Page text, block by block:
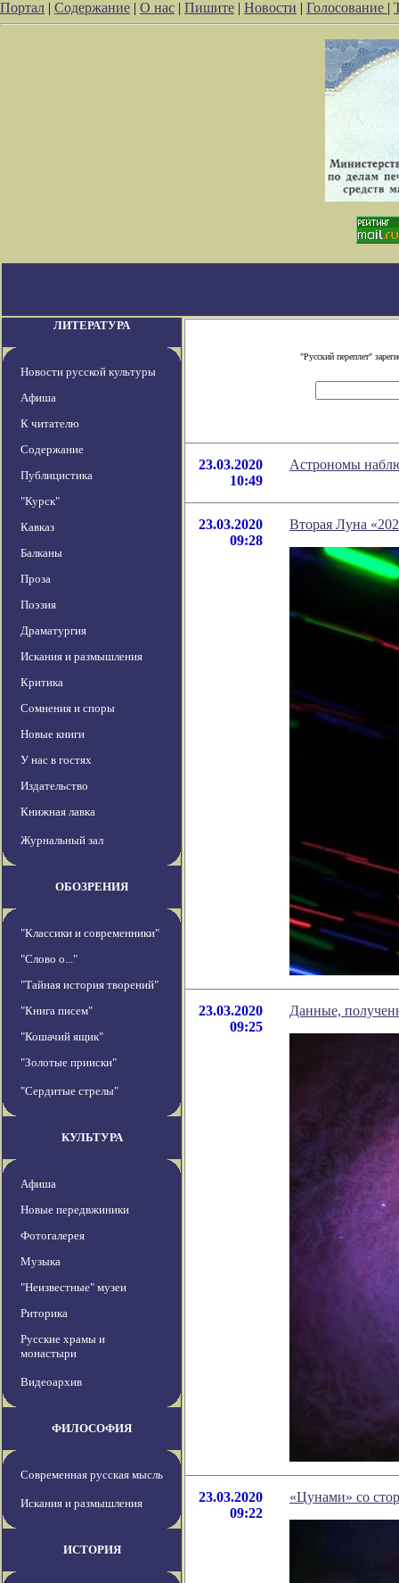
Портал | Содержание | О нас | Пишите | Новости | Голосование |
ЛИТЕРАТУРА
Новости русской культуры
Афиша
К читателю
Содержание
Публицистика
"Курск"
Кавказ
Балканы
Проза
Поэзия
Драматургия
Искания и размышления
Критика
Сомнения и споры
Новые книги
У нас в гостях
Издательство
Книжная лавка
Журнальный зал
ОБОЗРЕНИЯ
"Классики и современники"
"Слово о..."
"Тайная история творений"
"Книга писем"
"Кошачий ящик"
"Золотые прииски"
"Сердитые стрелы"
КУЛЬТУРА
Афиша
Новые передвжиники
Фотогалерея
Музыка
"Неизвестные" музеи
Риторика
Русские храмы и
монастыри
Видеоархив
ФИЛОСОФИЯ
Современная русская мысль
Искания и размышления
ИСТОРИЯ
"Русский переплет"
23.03.2020
10:49
Астрономы
23.03.2020
09:28
Вторая Луна
23.03.2020
09:25
Данные,
23.03.2020
09:22
«Цунами» со